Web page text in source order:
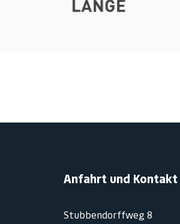
Anfahrt und Kontakt
Stubbendorffweg 8